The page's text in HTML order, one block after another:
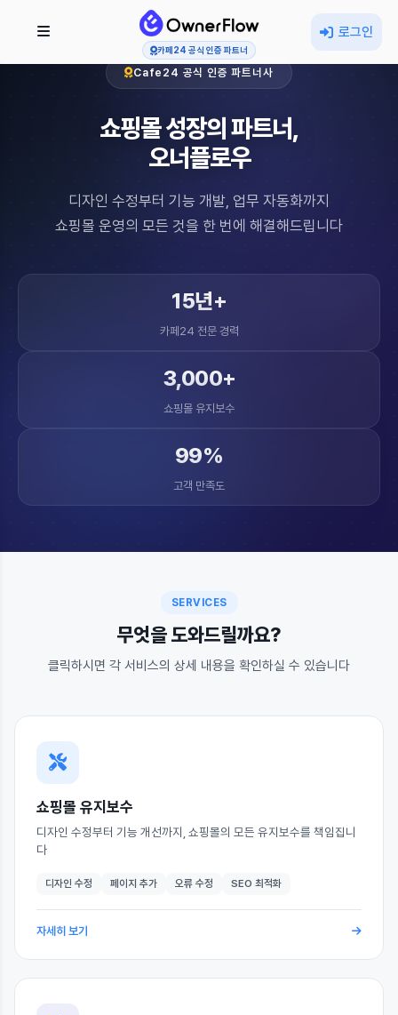
카페24 공식 인증 파트너
로그인
Cafe24 공식 인증 파트너사
쇼핑몰 성장의 파트너,
오너플로우
디자인 수정부터 기능 개발, 업무 자동화까지
쇼핑몰 운영의 모든 것을 한 번에 해결해드립니다
15년+
카페24 전문 경력
3,000+
쇼핑몰 유지보수
99%
고객 만족도
SERVICES
무엇을 도와드릴까요?
클릭하시면 각 서비스의 상세 내용을 확인하실 수 있습니다
쇼핑몰 유지보수
디자인 수정부터 기능 개선까지, 쇼핑몰의 모든 유지보수를 책임집니
다
디자인 수정 페이지 추가 오류 수정 SEO 최적화
자세히 보기